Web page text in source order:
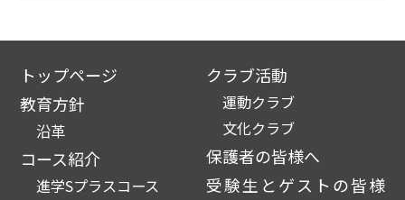
トップページ
教育方針
沿革
コース紹介
進学Sプラスコース
クラブ活動
運動クラブ
文化クラブ
保護者の皆様へ
受験生とゲストの皆様